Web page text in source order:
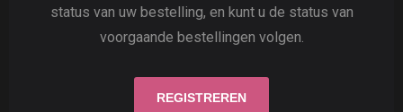
status van uw bestelling, en kunt u de status van
voorgaande bestellingen volgen.